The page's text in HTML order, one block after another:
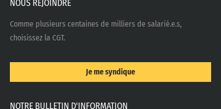
NOUS REJOINDRE
Comme plusieurs centaines de milliers de salarié.e.s,
choisissez la CGT.
Je me syndique
NOTRE BULLETIN D'INFORMATION